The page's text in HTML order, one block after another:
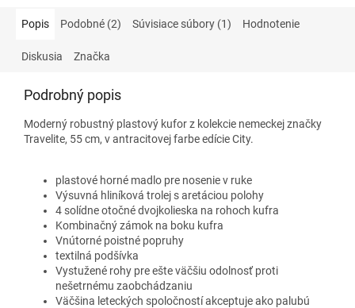
Popis Podobné (2) Súvisiace súbory (1) Hodnotenie
Diskusia Značka
Podrobný popis
Moderný robustný plastový kufor z kolekcie nemeckej značky
Travelite, 55 cm, v antracitovej farbe edície City.
plastové horné madlo pre nosenie v ruke
Výsuvná hliníková trolej s aretáciou polohy
4 solídne otočné dvojkolieska na rohoch kufra
Kombinačný zámok na boku kufra
Vnútorné poistné popruhy
textilná podšívka
Vystužené rohy pre ešte väčšiu odolnosť proti
nešetrnému zaobchádzaniu
Väčšina leteckých spoločností akceptuje ako palubú